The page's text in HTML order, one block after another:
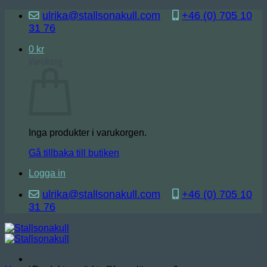
Skip
content
ulrika@stallsonakull.com
+46 (0) 705 10
31 76
0 kr
Inga produkter i varukorgen.
Gå tillbaka till butiken
Logga in
ulrika@stallsonakull.com
+46 (0) 705 10
31 76